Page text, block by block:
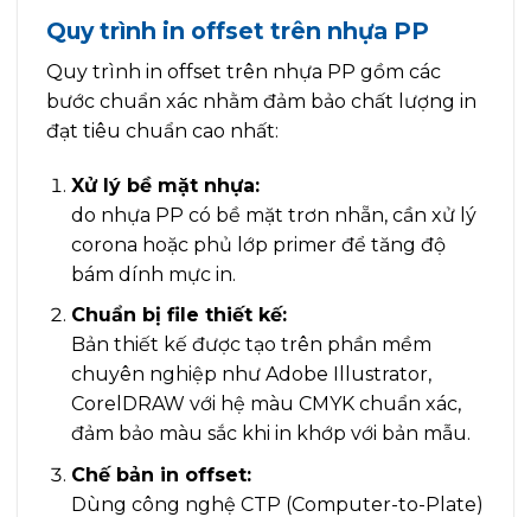
Quy trình in offset trên nhựa PP
Quy trình in offset trên nhựa PP gồm các
bước chuẩn xác nhằm đảm bảo chất lượng in
đạt tiêu chuẩn cao nhất:
Xử lý bề mặt nhựa:
do nhựa PP có bề mặt trơn nhẵn, cần xử lý
corona hoặc phủ lớp primer để tăng độ
bám dính mực in.
Chuẩn bị file thiết kế:
Bản thiết kế được tạo trên phần mềm
chuyên nghiệp như Adobe Illustrator,
CorelDRAW với hệ màu CMYK chuẩn xác,
đảm bảo màu sắc khi in khớp với bản mẫu.
Chế bản in offset:
Dùng công nghệ CTP (Computer-to-Plate)